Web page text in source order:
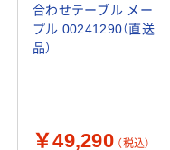
合わせテーブル メー
プル 00241290（直送
品）
￥49,290 （税込）